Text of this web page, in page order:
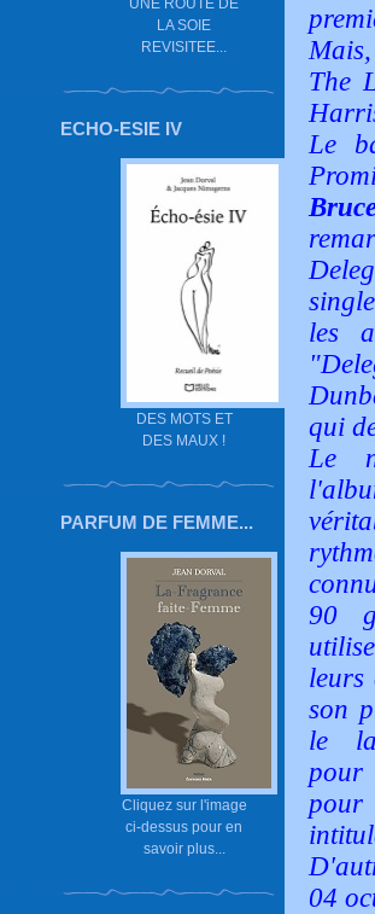
LA SOIE
REVISITEE...
ECHO-ESIE IV
DES MOTS ET
DES MAUX !
PARFUM DE FEMME...
Cliquez sur l'image
ci-dessus pour en
savoir plus...
The
Le
les
"
qui
Le
90
leurs
son
le
pour
pour
04